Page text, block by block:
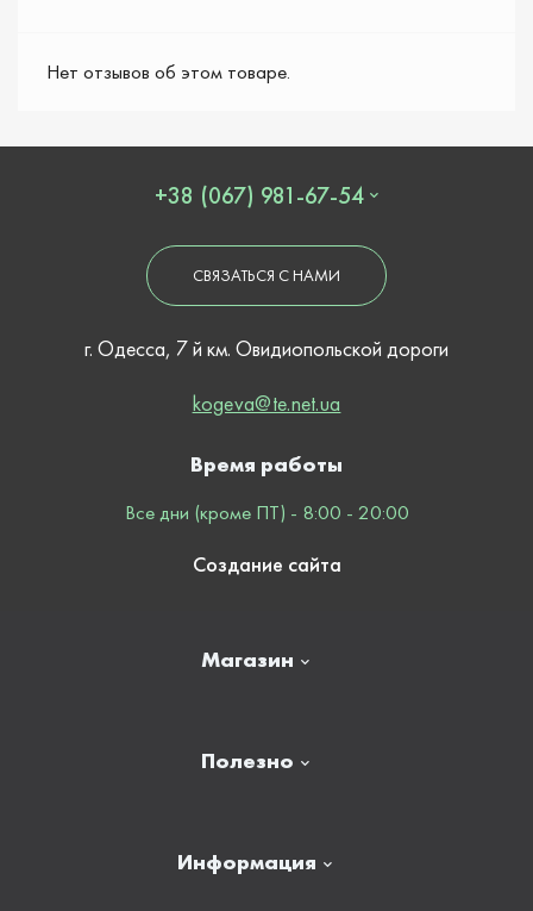
Нет отзывов об этом товаре.
+38 (067) 981-67-54
СВЯЗАТЬСЯ С НАМИ
г. Одесса, 7 й км. Овидиопольской дороги
kogeva@te.net.ua
Магазин
Полезно
Информация
Время работы
Все дни (кроме ПТ) - 8:00 - 20:00
Создание сайта